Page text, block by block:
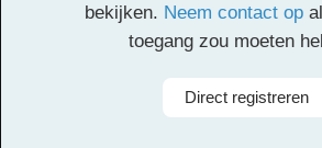
bekijken. Neem contact op
toegang zou moeten
Direct registreren
Alle
Dirk Kokx